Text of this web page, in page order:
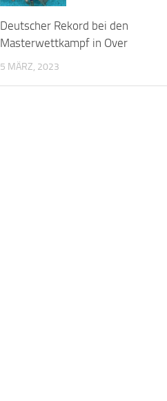
Deutscher Rekord bei den
Masterwettkampf in Over
5 MÄRZ, 2023